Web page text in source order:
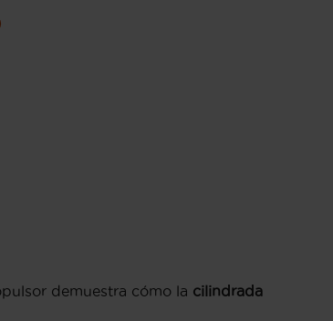
demuestra cómo la cilindrada